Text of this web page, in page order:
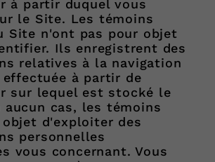
à partir duquel vous
le Site. Les témoins
Site n'ont pas pour objet
Ils enregistrent des
relatives à la navigation
à partir de
sur lequel est stocké le
aucun cas, les témoins
d'exploiter des
personnelles
vous concernant. Vous